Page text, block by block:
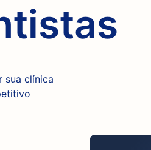
sua clínica